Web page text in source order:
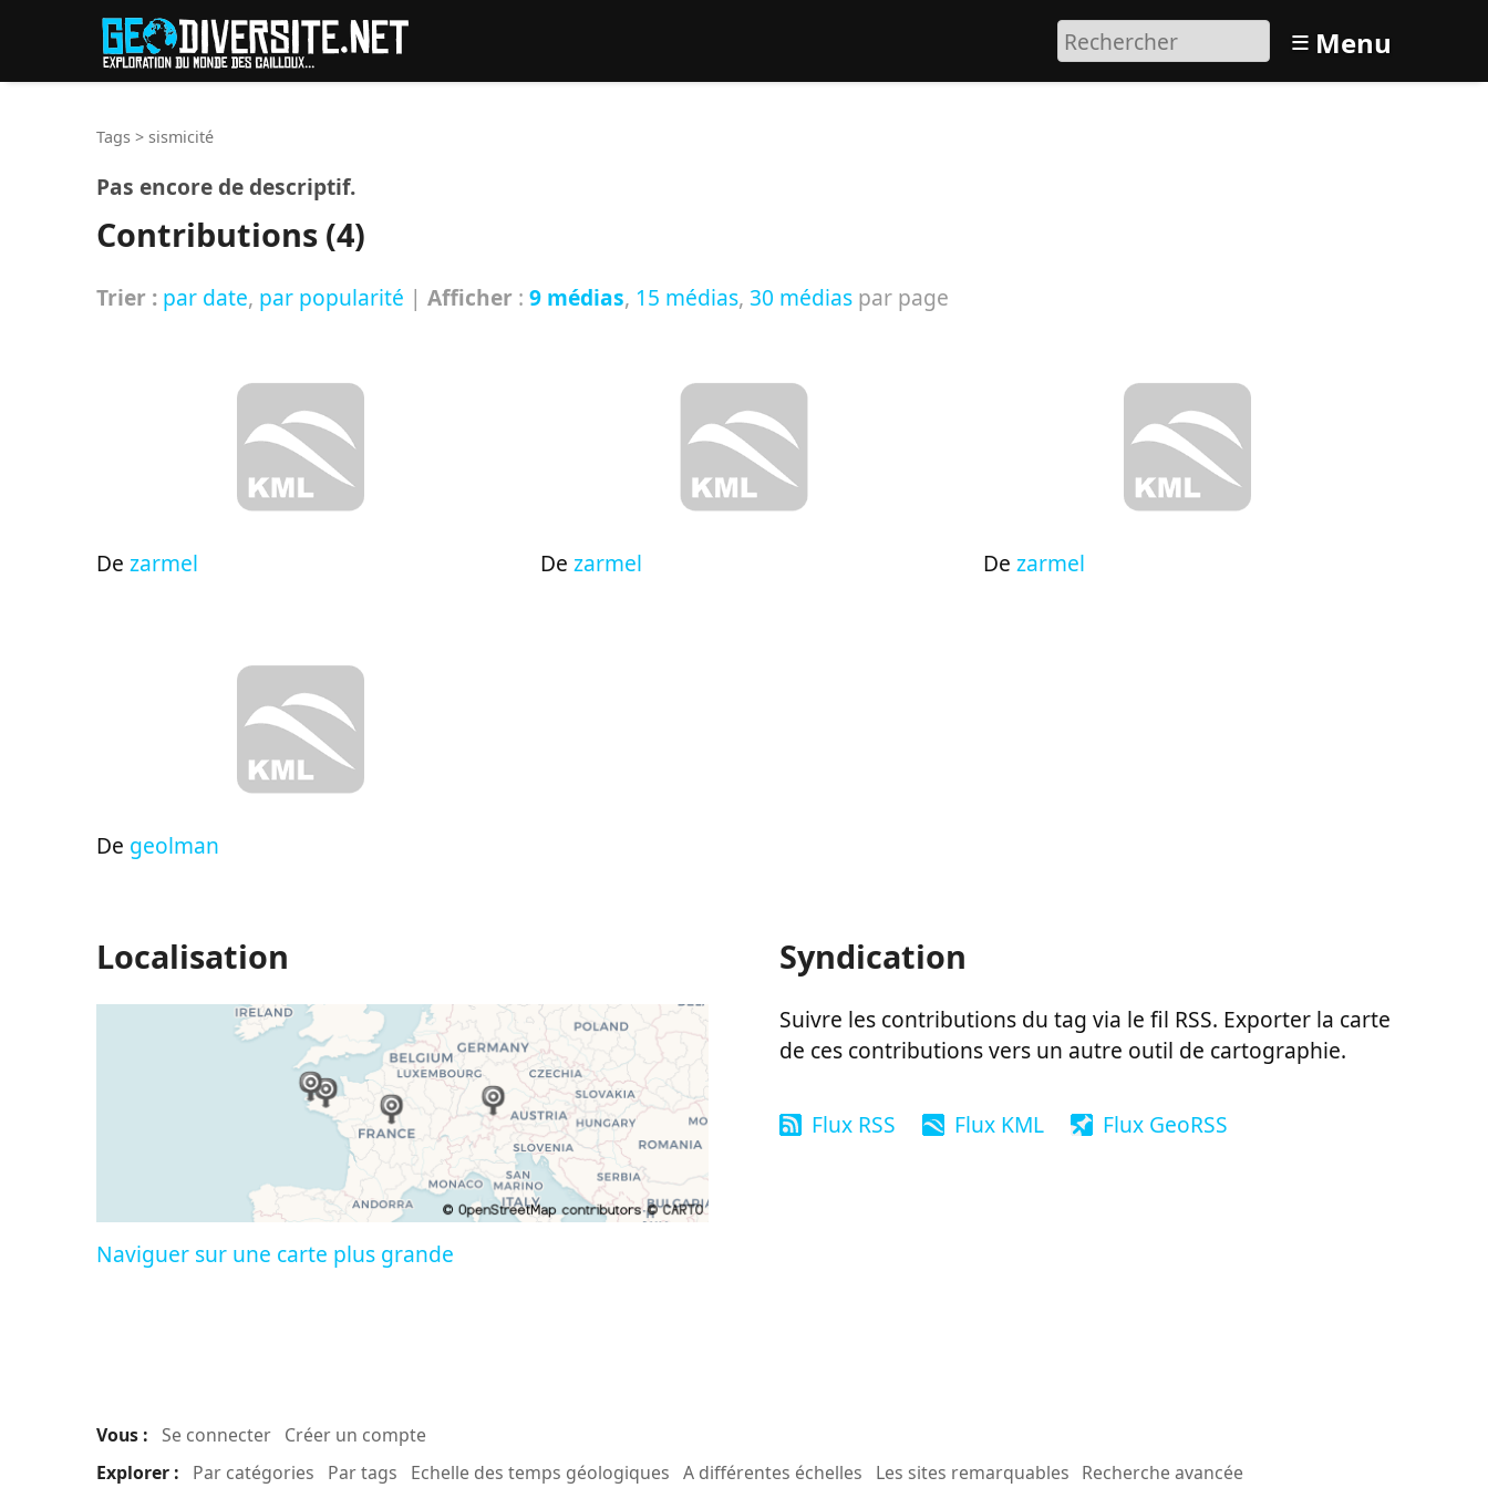
≡ Menu
Tags > sismicité
Pas encore de descriptif.
Contributions (4)
Trier : par date, par popularité | Afficher : 9 médias, 15 médias, 30 médias par page
De zarmel De zarmel Dezarmel
De geolman
Localisation
Naviguer sur une carte plus grande
Syndication
Suivre les contributions du tag via le fil RSS. Exporter la carte
de ces contributions vers un autre outil de cartographie.
Flux RSS Flux KML Flux GeoRSS
Vous : Se connecter Créer un compte
Explorer :
Par catégories Par tags Echelle des temps géologiques A différentes échelles Les sites remarquables Recherche avancée